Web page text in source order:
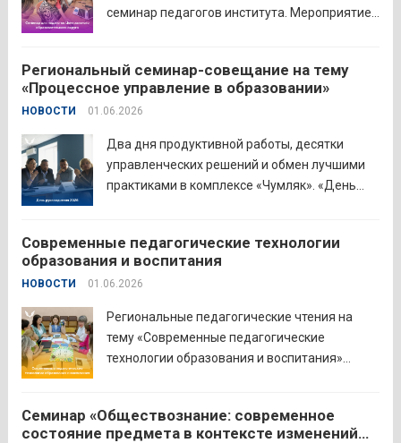
семинар педагогов института. Мероприятие
делегата. Открывая встречу, заместитель
руководителя Управления образования
Притобольного муниципального округа
Наталья Сергеевна Иванова подчеркнула
важность очных практических встреч для...
Региональный семинар-совещание на тему
«Процессное управление в образовании»
НОВОСТИ 01.06.2026
Два дня продуктивной работы, десятки
управленческих решений и обмен лучшими
практиками в комплексе «Чумляк». «День
управления образованием для обсуждения
ключевых задач и развития системы
образования региона. Заместитель
губернатора по социальной политике
Наталья...
Современные педагогические технологии
образования и воспитания
НОВОСТИ 01.06.2026
Региональные педагогические чтения на
тему «Современные педагогические
технологии образования и воспитания»
Шадринска. Основная цель Педагогических
Семинар «Обществознание: современное
состояние предмета в контексте изменений